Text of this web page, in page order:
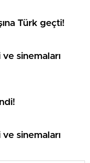
Türk geçti!
ve sinemaları
ve sinemaları